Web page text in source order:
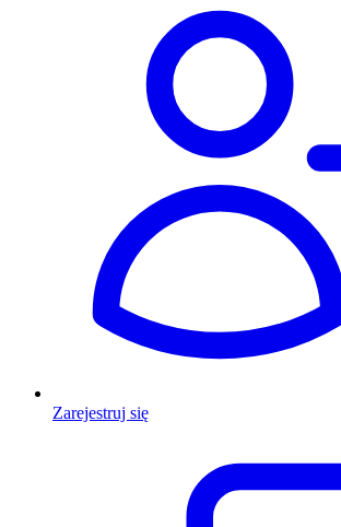
Zarejestruj się